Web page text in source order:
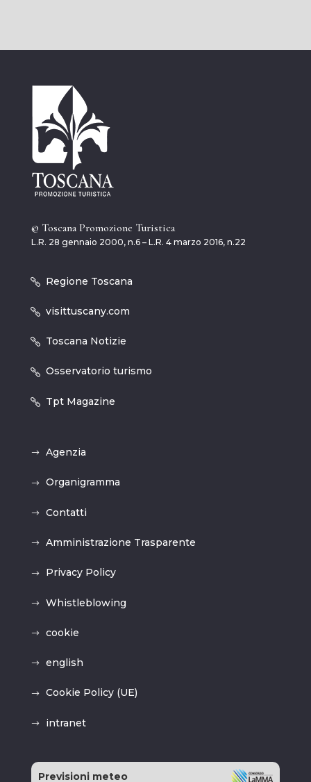
© Toscana Promozione Turistica
L.R. 28 gennaio 2000, n.6 – L.R. 4 marzo 2016, n.22
Regione Toscana
visittuscany.com
Toscana Notizie
Osservatorio turismo
Tpt Magazine
Agenzia
Organigramma
Contatti
Amministrazione Trasparente
Privacy Policy
Whistleblowing
cookie
english
Cookie Policy (UE)
intranet
Previsioni meteo